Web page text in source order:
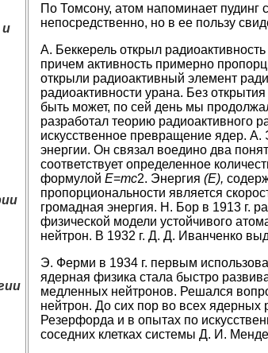
и
По Томсону, атом напоминает пудинг
непосредственно, но в ее пользу
А. Беккерель открыл
причем активность примерно
открыли радиоактивный элемент
радиоактивности урана. Без
быть может, по сей день мы
разработал теорию радиоактивного
искусственное превращение ядер. А.
энергии. Он связал воедино два
соответствует определенное
формулой Е=mc2. Энергия (Е),
пропорциональности является
громадная энергия. Н. Бор в 1913 г.
физической модели устойчивого
нейтрон. В 1932 г. Д. Д. Иванченко
Э. Ферми в 1934 г. первым
ядерная физика стала быстро
медленных нейтронов. Решался
нейтрон. До сих пор во всех ядерных
Резерфорда и в опытах по
соседних клетках системы Д. И.